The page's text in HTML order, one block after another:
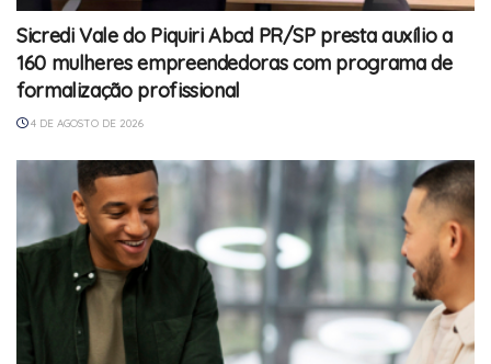
Sicredi Vale do Piquiri Abcd PR/SP presta auxílio a
160 mulheres empreendedoras com programa de
formalização profissional
4 DE AGOSTO DE 2026